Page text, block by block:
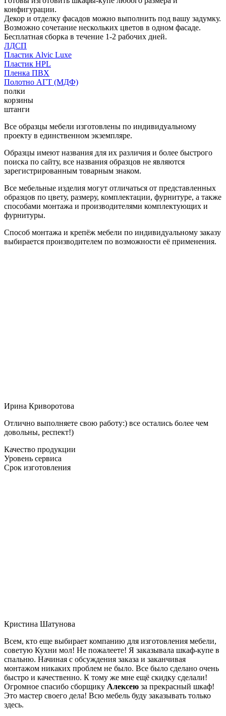
конфигурации.
Декор и отделку фасадов можно выполнить под вашу задумку.
Возможно сочетание нескольких цветов в одном фасаде.
Бесплатная сборка в течение 1-2 рабочих дней.
ЛДСП
Пластик Alvic Luxe
Пластик HPL
Пленка ПВХ
Полотно АГТ (МДФ)
полки
корзины
штанги
Все образцы мебели изготовлены по индивидуальному
проекту в единственном экземпляре.
Образцы имеют названия для их различия и более быстрого
поиска по сайту, все названия образцов не являются
зарегистрированным товарным знаком.
Все мебельные изделия могут отличаться от представленных
образцов по цвету, размеру, комплектации, фурнитуре, а также
способами монтажа и производителями комплектующих и
фурнитуры.
Способ монтажа и крепёж мебели по индивидуальному заказу
выбирается производителем по возможности её применения.
Ирина Криворотова
Отлично выполняете свою работу:) все остались более чем
довольны, респект!)
Качество продукции
Уровень сервиса
Срок изготовления
Кристина Шатунова
Всем, кто еще выбирает компанию для изготовления мебели,
советую Кухни мол! Не пожалеете! Я заказывала шкаф-купе в
спальню. Начиная с обсуждения заказа и заканчивая
монтажом никаких проблем не было. Все было сделано очень
быстро и качественно. К тому же мне ещё скидку сделали!
Огромное спасибо сборщику Алексею за прекрасный шкаф!
Это мастер своего дела! Всю мебель буду заказывать только
здесь.